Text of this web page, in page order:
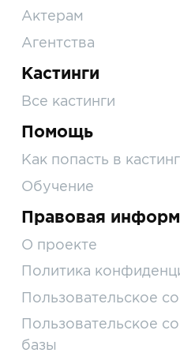
Актерам
Агентства
Кастинги
Все кастинги
Помощь
Как попасть в
Обучение
Правовая
О проекте
Политика
Пользовательское
Пользовательское
базы